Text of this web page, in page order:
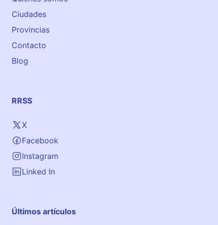
Ciudades
Provincias
Contacto
Blog
RRSS
X
Facebook
Instagram
Linked In
Últimos artículos